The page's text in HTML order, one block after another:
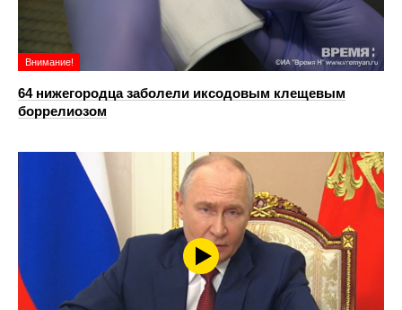
Внимание!
64 нижегородца заболели иксодовым клещевым
боррелиозом